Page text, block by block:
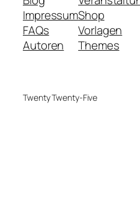
Impressum
FAQs
Autoren
Shop
Vorlagen
Themes
Twenty Twenty-Five